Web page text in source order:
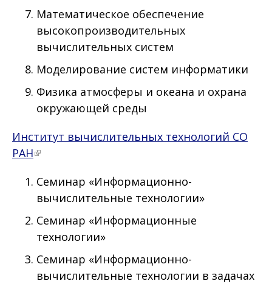
Математическое обеспечение
высокопроизводительных
вычислительных систем
Моделирование систем информатики
Физика атмосферы и океана и охрана
окружающей среды
Институт вычислительных технологий СО
РАН
Семинар «Информационно-
вычислительные технологии»
Семинар «Информационные
технологии»
Семинар «Информационно-
вычислительные технологии в задачах